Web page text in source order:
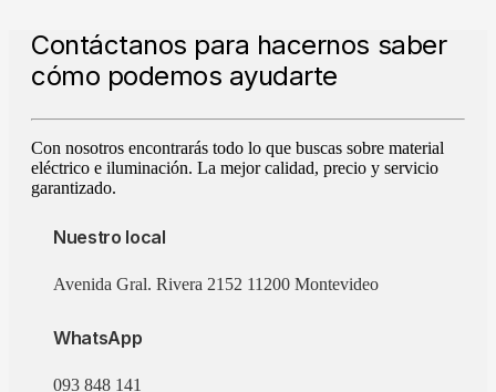
Contáctanos para hacernos saber
cómo podemos ayudarte
Con nosotros encontrarás todo lo que buscas sobre material
eléctrico e iluminación. La mejor calidad, precio y servicio
garantizado.
Nuestro local
Avenida Gral. Rivera 2152 11200 Montevideo
WhatsApp
093 848 141